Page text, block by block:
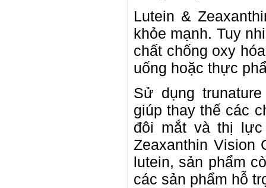
Lutein &
khỏe mạnh. Tuy
chất chống oxy
uống hoặc thực
Sử dụng
giúp thay thế các
đôi mắt và thị lực
Zeaxanthin Vision
lutein, sản phẩm
các sản phẩm hỗ